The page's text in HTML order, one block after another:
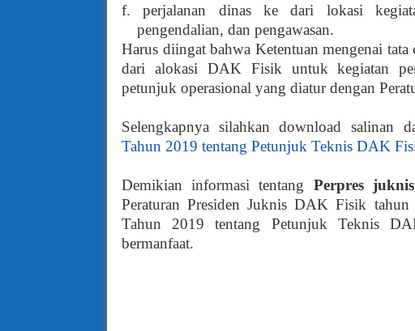
f. perjalanan dinas ke dari lokasi
pengendalian, dan pengawasan.
Harus diingat bahwa Ketentuan mengenai
dari alokasi DAK Fisik untuk kegiatan
petunjuk operasional yang diatur dengan
Selengkapnya silahkan download salinan
Tahun 2019 tentang Petunjuk Teknis DAK
Demikian informasi tentang Perpres
Peraturan Presiden JuknisDAK Fisik tahun
Tahun 2019 tentang Petunjuk Teknis
bermanfaat.